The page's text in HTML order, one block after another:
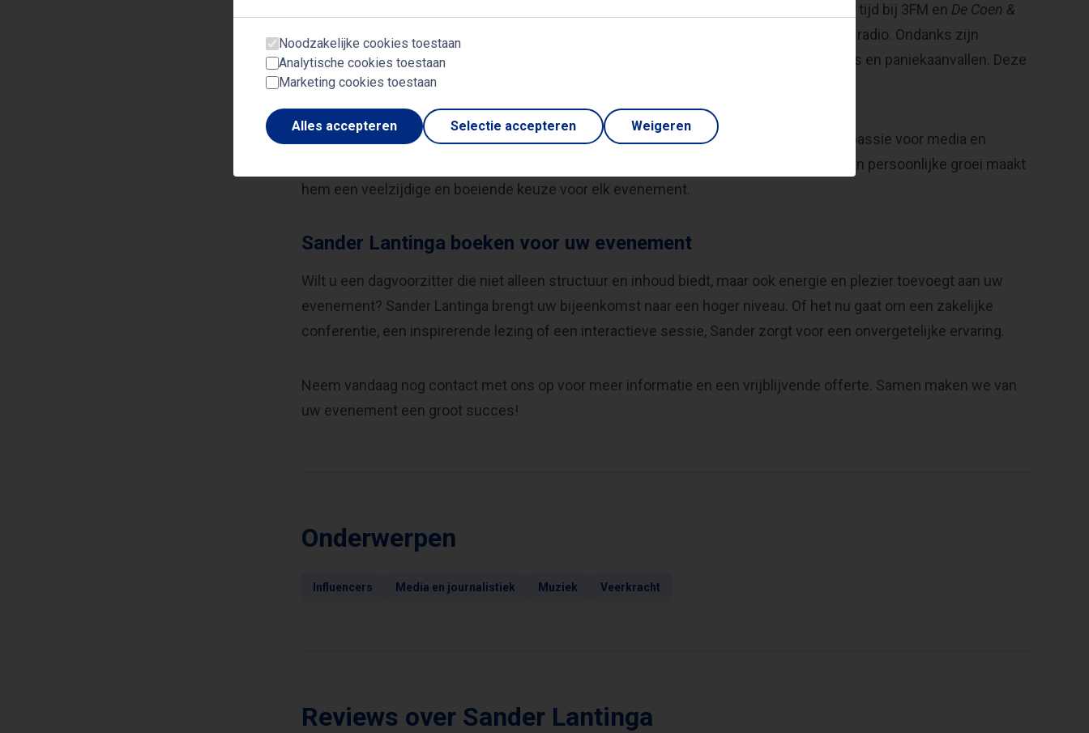
Sander’s reis in de media begon bij MTV, waar zijn creatieve aanpak meteen opviel. Zijn tijd bij 3FM en De Coen &
Sander Show maakte hem tot een van de meest geliefde stemmen op de Nederlandse radio. Ondanks zijn
successen ging Sander ook persoonlijke uitdagingen aan, zoals het omgaan met stress en paniekaanvallen. Deze
ervaringen hebben hem gevormd tot een authentieke en inspirerende spreker.
Met zijn overstap naar JOE in 2024 begint Sander aan een nieuw hoofdstuk, maar zijn passie voor media en
entertainment blijft onveranderd. Deze unieke combinatie van professionele ervaring en persoonlijke groei maakt
hem een veelzijdige en boeiende keuze voor elk evenement.
Sander Lantinga boeken voor uw evenement
Wilt u een dagvoorzitter die niet alleen structuur en inhoud biedt, maar ook energie en plezier toevoegt aan uw
evenement? Sander Lantinga brengt uw bijeenkomst naar een hoger niveau. Of het nu gaat om een zakelijke
conferentie, een inspirerende lezing of een interactieve sessie, Sander zorgt voor een onvergetelijke ervaring.
Neem vandaag nog contact met ons op voor meer informatie en een vrijblijvende offerte. Samen maken we van
uw evenement een groot succes!
Onderwerpen
Influencers Media en journalistiek Muziek Veerkracht
Reviews over Sander Lantinga
Noodzakelijke cookies toestaan
Analytische cookies toestaan
Marketing cookies toestaan
Alles accepteren Selectie accepteren Weigeren